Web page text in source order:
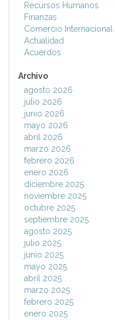
Recursos Humanos
Finanzas
Comercio Internacional
Actualidad
Acuerdos
Archivo
agosto 2026
julio 2026
junio 2026
mayo 2026
abril 2026
marzo 2026
febrero 2026
enero 2026
diciembre 2025
noviembre 2025
octubre 2025
septiembre 2025
agosto 2025
julio 2025
junio 2025
mayo 2025
abril 2025
marzo 2025
febrero 2025
enero 2025